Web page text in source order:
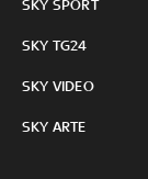
SKY SPORT
SKY TG24
SKY VIDEO
SKY ARTE